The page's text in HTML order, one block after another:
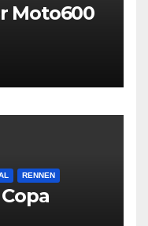
Moto600
RENNEN